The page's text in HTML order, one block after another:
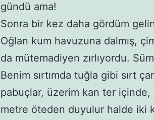
gündü ama!
Sonra bir kez daha gördüm gelin
Oğlan kum havuzuna dalmış,
da mütemadiyen zırlıyordu.
Benim sırtımda tuğla gibi sırt
pabuçlar, üzerim kan ter
metre öteden duyulur halde iki